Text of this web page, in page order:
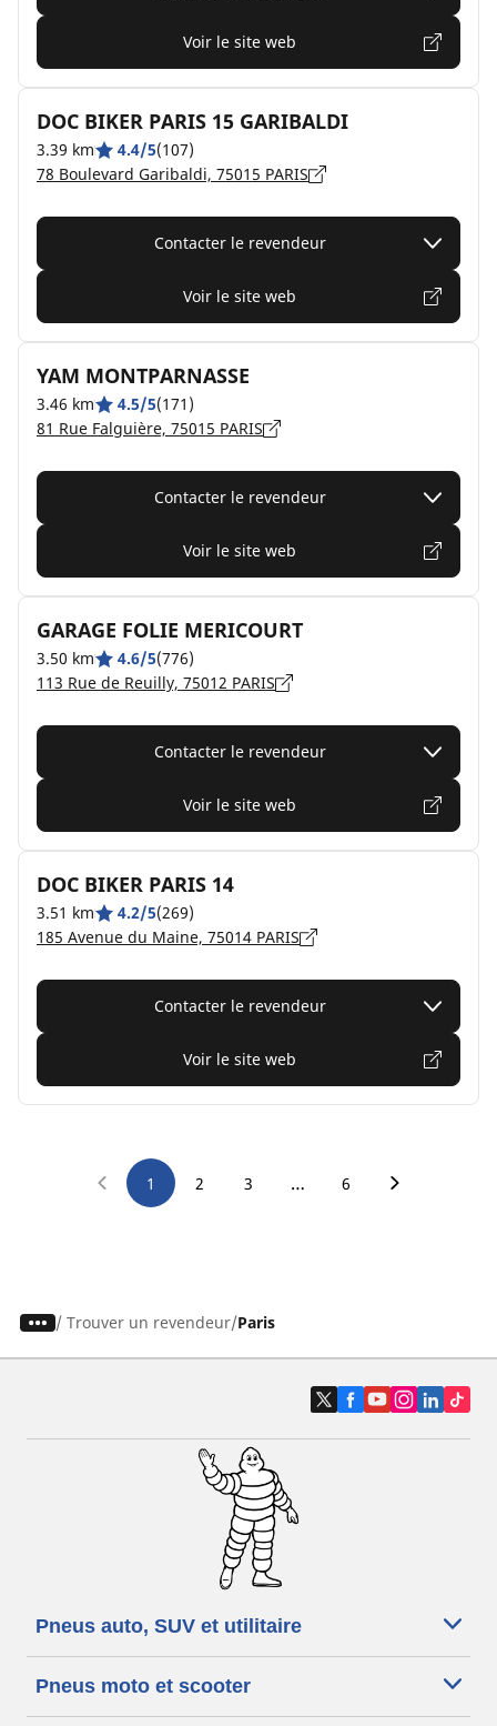
Voir le site web
DOC BIKER PARIS 15 GARIBALDI
3.39 km 4.4/5(107)
78 Boulevard Garibaldi, 75015 PARIS
Contacter le revendeur
Voir le site web
YAM MONTPARNASSE
3.46 km 4.5/5(171)
81 Rue Falguière, 75015 PARIS
Contacter le revendeur
Voir le site web
GARAGE FOLIE MERICOURT
3.50 km 4.6/5(776)
113 Rue de Reuilly, 75012 PARIS
Contacter le revendeur
Voir le site web
DOC BIKER PARIS 14
3.51 km 4.2/5(269)
185 Avenue du Maine, 75014 PARIS
Contacter le revendeur
Voir le site web
1 2 3 … 6
/ Trouver un revendeur Paris
Pneus auto, SUV et utilitaire
Pneus moto et scooter